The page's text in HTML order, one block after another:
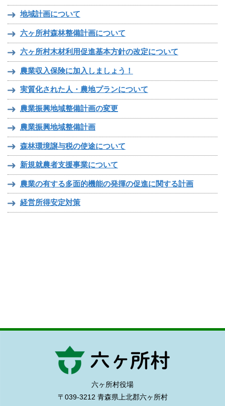
地域計画について
六ヶ所村森林整備計画について
六ヶ所村木材利用促進基本方針の改定について
農業収入保険に加入しましょう！
実質化された人・農地プランについて
農業振興地域整備計画の変更
農業振興地域整備計画
森林環境譲与税の使途について
新規就農者支援事業について
農業の有する多面的機能の発揮の促進に関する計画
経営所得安定対策
六ヶ所村役場
〒039-3212 青森県上北郡六ヶ所村